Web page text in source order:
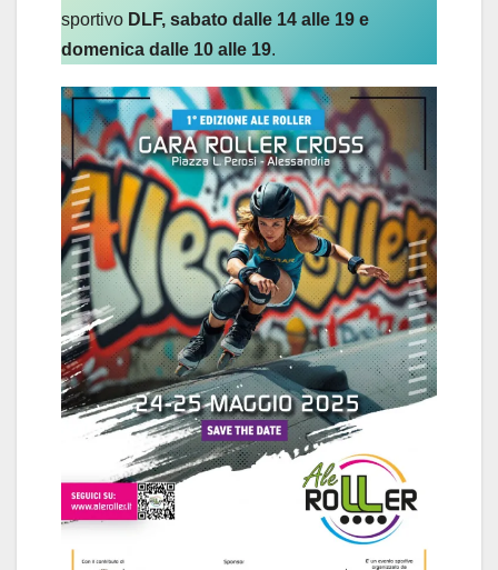
sportivo DLF, sabato dalle 14 alle 19 e
domenica dalle 10 alle 19.